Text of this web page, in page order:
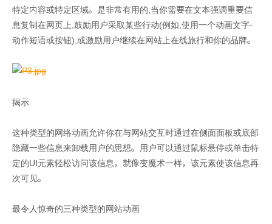
特定内容或特定区域。是非常有用的,当你需要在文本强调重要信
息复制在网页上,鼓励用户采取某些行动(例如,使用一个动画文字-
动作短语或按钮),或激励用户继续在网站上在线旅行和你的品牌。
揭示
这种类型的网络动画允许你在与网站交互时通过在侧面面板或底部
隐藏一些信息来卸载用户的思想。用户可以通过鼠标悬停或单击特
定的UI元素轻松访问该信息，就像变魔术一样，该元素使该信息再
次可见。
最令人惊奇的三种类型的网站动画